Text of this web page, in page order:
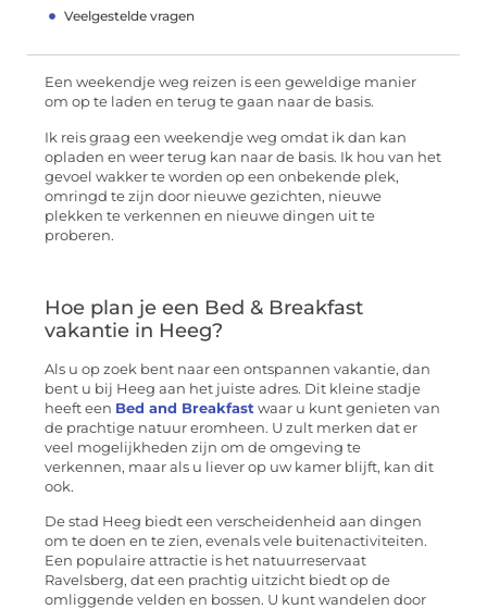
Veelgestelde vragen
Een weekendje weg reizen is een geweldige manier
om op te laden en terug te gaan naar de basis.
Ik reis graag een weekendje weg omdat ik dan kan
opladen en weer terug kan naar de basis. Ik hou van het
gevoel wakker te worden op een onbekende plek,
omringd te zijn door nieuwe gezichten, nieuwe
plekken te verkennen en nieuwe dingen uit te
proberen.
Hoe plan je een Bed & Breakfast
vakantie in Heeg?
Als u op zoek bent naar een ontspannen vakantie, dan
bent u bij Heeg aan het juiste adres. Dit kleine stadje
heeft een Bed and Breakfast waar u kunt genieten van
de prachtige natuur eromheen. U zult merken dat er
veel mogelijkheden zijn om de omgeving te
verkennen, maar als u liever op uw kamer blijft, kan dit
ook.
De stad Heeg biedt een verscheidenheid aan dingen
om te doen en te zien, evenals vele buitenactiviteiten.
Een populaire attractie is het natuurreservaat
Ravelsberg, dat een prachtig uitzicht biedt op de
omliggende velden en bossen. U kunt wandelen door